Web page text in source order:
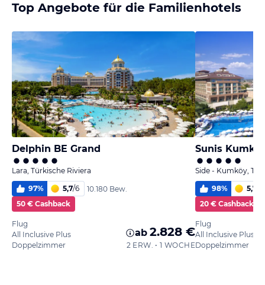
Top Angebote für die Familienhotels
Delphin BE Grand
Lara, Türkische Riviera
97% 5,7/6
10.180 Bew.
50 € Cashback
Flug
All Inclusive Plus
Doppelzimmer
ab 2.828 €
2 ERW. • 1 WOCHE
Side - Kumköy,
98% 5,7
20 € Cashback
Flug
All Inclusive Plus
Doppelzimmer